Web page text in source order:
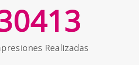
Realizadas